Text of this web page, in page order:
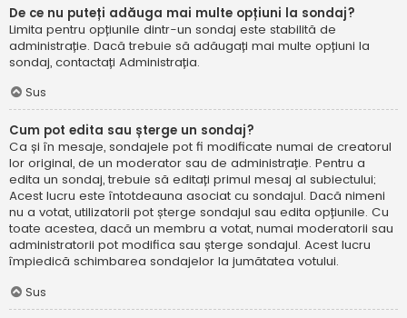
De ce nu puteți adăuga mai multe opțiuni la sondaj?
Limita pentru opțiunile dintr-un sondaj este stabilită de
administrație. Dacă trebuie să adăugați mai multe opțiuni la
sondaj, contactați Administrația.
Sus
Cum pot edita sau șterge un sondaj?
Ca și în mesaje, sondajele pot fi modificate numai de creatorul
lor original, de un moderator sau de administrație. Pentru a
edita un sondaj, trebuie să editați primul mesaj al subiectului;
Acest lucru este întotdeauna asociat cu sondajul. Dacă nimeni
nu a votat, utilizatorii pot șterge sondajul sau edita opțiunile. Cu
toate acestea, dacă un membru a votat, numai moderatorii sau
administratorii pot modifica sau șterge sondajul. Acest lucru
împiedică schimbarea sondajelor la jumătatea votului.
Sus